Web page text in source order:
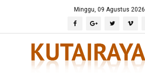
Minggu, 09 Agustus 2026